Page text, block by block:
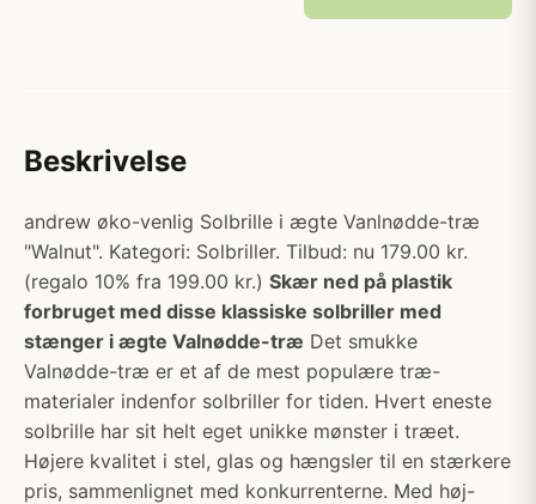
Beskrivelse
andrew øko-venlig Solbrille i ægte Vanlnødde-træ
"Walnut". Kategori: Solbriller. Tilbud: nu 179.00 kr.
(regalo 10% fra 199.00 kr.) Skær ned på plastik
forbruget med disse klassiske solbriller med
stænger i ægte Valnødde-træ Det smukke
Valnødde-træ er et af de mest populære træ-
materialer indenfor solbriller for tiden. Hvert eneste
solbrille har sit helt eget unikke mønster i træet.
Højere kvalitet i stel, glas og hængsler til en stærkere
pris, sammenlignet med konkurrenterne. Med høj-